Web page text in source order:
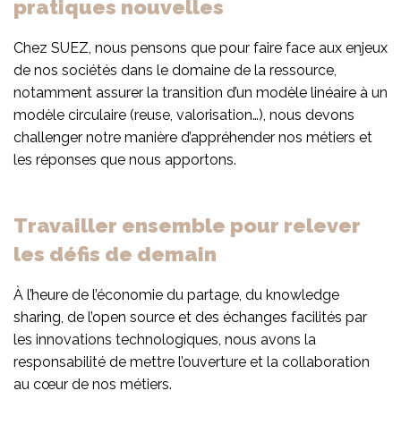
pratiques nouvelles
Chez SUEZ, nous pensons que pour faire face aux enjeux
de nos sociétés dans le domaine de la ressource,
notamment assurer la transition d’un modèle linéaire à un
modèle circulaire (reuse, valorisation…), nous devons
challenger notre manière d’appréhender nos métiers et
les réponses que nous apportons.
Travailler ensemble pour relever
les défis de demain
À l’heure de l’économie du partage, du knowledge
sharing, de l’open source et des échanges facilités par
les innovations technologiques, nous avons la
responsabilité de mettre l’ouverture et la collaboration
au cœur de nos métiers.